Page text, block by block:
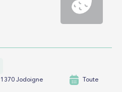
Jodoigne Toute